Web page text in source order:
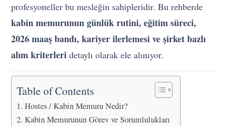
profesyoneller bu mesleğin sahipleridir. Bu rehberde
kabin memurunun günlük rutini, eğitim süreci,
2026 maaş bandı, kariyer ilerlemesi ve şirket bazlı
alım kriterleri detaylı olarak ele alınıyor.
Table of Contents
Hostes / Kabin Memuru Nedir?
Kabin Memurunun Görev ve Sorumlulukları